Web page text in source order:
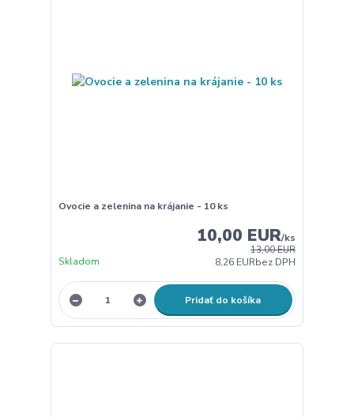
Ovocie a zelenina na krájanie - 10 ks
13,00 EUR
10,00 EUR/ks
8,26 EURbez DPH
Skladom
Pridať do košíka